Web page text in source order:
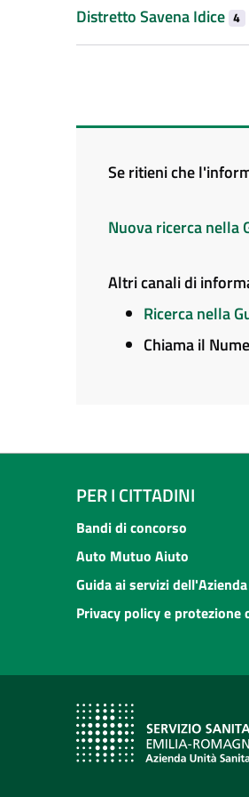
Distretto Savena Idice 4
Se ritieni che
Nuova ricerca nella
Altri canali di
Ricerca nella
Chiama il
PER I CITTADINI
Bandi di concorso
Auto Mutuo Aiuto
Guida ai servizi
Privacy policy e protezione